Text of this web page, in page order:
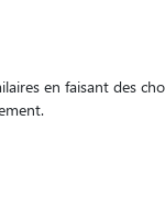
Garde
en faisant des